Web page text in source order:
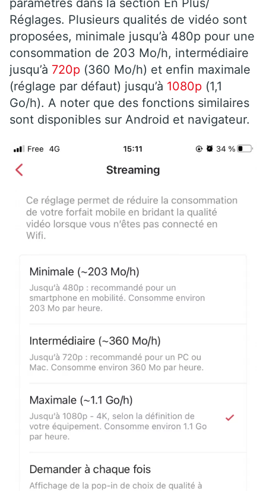
paramètres dans la section En Plus/
Réglages. Plusieurs qualités de vidéo sont
proposées, minimale jusqu’à 480p pour une
consommation de 203 Mo/h, intermédiaire
jusqu’à 720p (360 Mo/h) et enfin maximale
(réglage par défaut) jusqu’à 1080p (1,1
Go/h). A noter que des fonctions similaires
sont disponibles sur Android et navigateur.